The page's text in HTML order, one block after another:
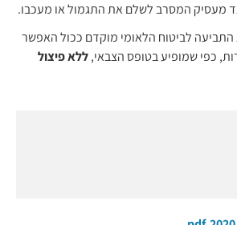
מעסיק המסרב לשלם את התגמול או מעכבו.
לביטוח הלאומי מוקדם ככול האפשר
כפי שמופיע בטופס הצבאי,ללא פיצול